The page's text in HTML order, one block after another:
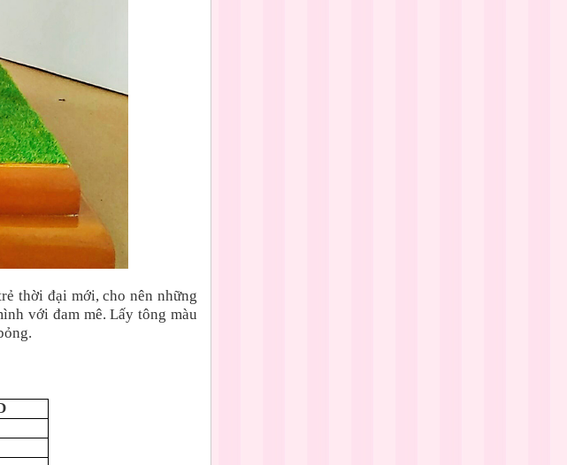
thời đại mới, cho nên những
với đam mê. Lấy tông màu